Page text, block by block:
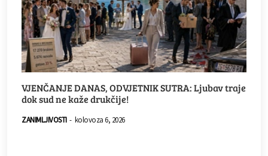
VJENČANJE DANAS, ODVJETNIK SUTRA: Ljubav traje
dok sud ne kaže drukčije!
ZANIMLJIVOSTI - kolovoza 6, 2026